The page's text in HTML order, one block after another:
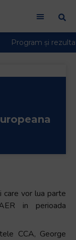
care vor lua parte
in perioada
CCA, George